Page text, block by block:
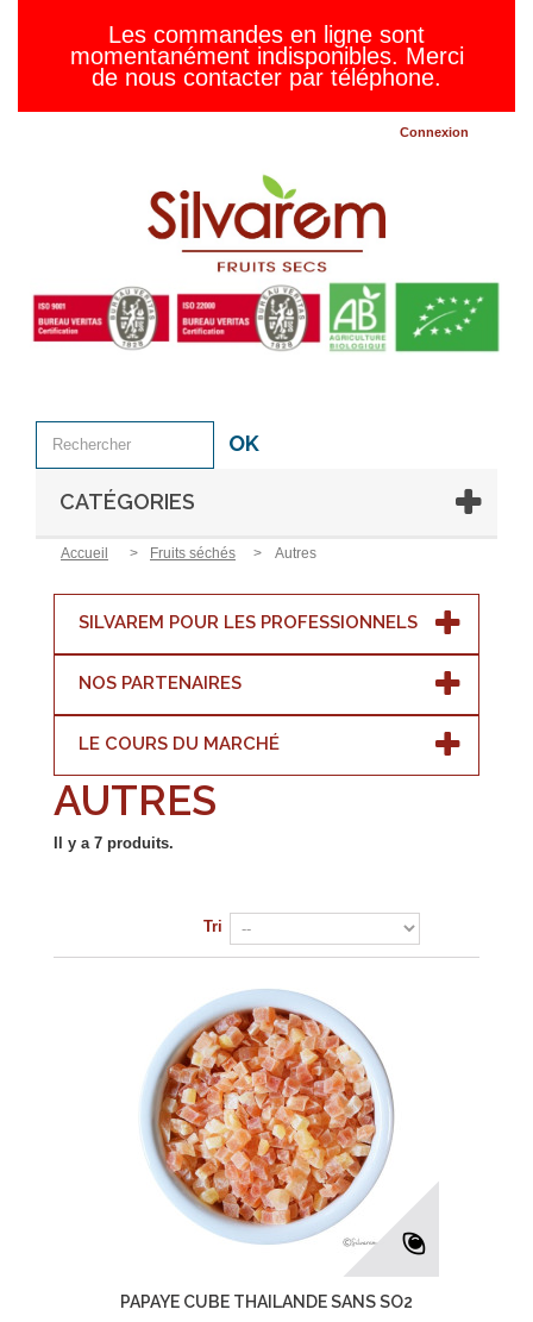
Les commandes en ligne sont
momentanément indisponibles. Merci
de nous contacter par téléphone.
Connexion
OK
CATÉGORIES
Accueil > Fruits séchés > Autres
SILVAREM POUR LES PROFESSIONNELS
NOS PARTENAIRES
LE COURS DU MARCHÉ
AUTRES
Il y a 7 produits.
Tri
PAPAYE CUBE THAILANDE SANS SO2